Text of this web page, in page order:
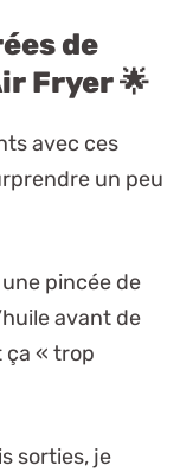
de
Fryer 🌟
avec ces
un peu
une pincée de
avant de
ça « trop
sorties, je